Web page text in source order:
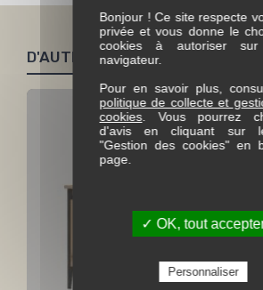
D'AUTRES PRODUITS SIMILAIRES
Bonjour ! Ce site respecte
privée et vous donne le
cookies à autoriser sur
navigateur.
Pour en savoir plus,
politique de collecte et
cookies. Vous pourrez
d'avis en cliquant sur
"Gestion des cookies" en
page.
✓ OK, tout
Personnaliser